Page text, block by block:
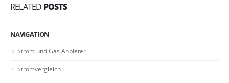
RELATED POSTS
NAVIGATION
Strom und Gas Anbieter
Stromvergleich